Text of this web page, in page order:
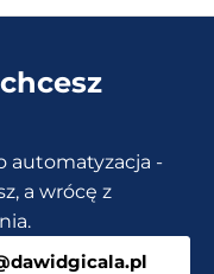
automatyzacja -
a wrócę z